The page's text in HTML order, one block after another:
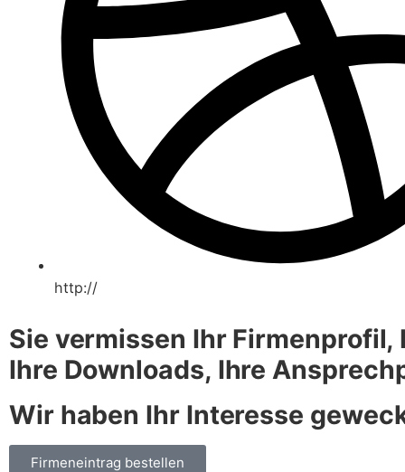
http://
Sie vermissen Ihr
Ihre Downloads, Ihre
Wir haben Ihr Interesse
Firmeneintrag bestellen